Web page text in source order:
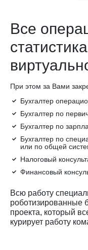
Все
При этом за Вами
Бухгалтер
Бухгалтер по
Бухгалтер по
Бухгалтер по
или по общей
Налоговый
Финансовый
Всю работу
роботизированные
проекта, который
курирует работу